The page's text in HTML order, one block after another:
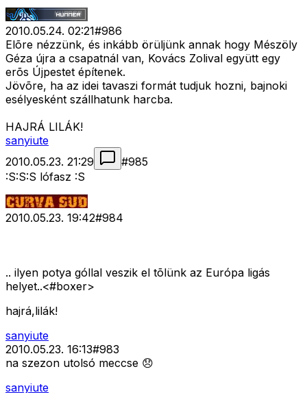
2010.05.24. 02:21#986
Elõre nézzünk, és inkább örüljünk annak hogy Mészöly
Géza újra a csapatnál van, Kovács Zolival együtt egy
erõs Újpestet építenek.
Jövõre, ha az idei tavaszi formát tudjuk hozni, bajnoki
esélyesként szállhatunk harcba.
HAJRÁ LILÁK!
sanyiute
2010.05.23. 21:29
#985
:S:S:S lófasz :S
2010.05.23. 19:42#984
.. ilyen potya góllal veszik el tõlünk az Európa ligás
helyet..<#boxer>
hajrá,lilák!
sanyiute
2010.05.23. 16:13#983
na szezon utolsó meccse 😞
sanyiute